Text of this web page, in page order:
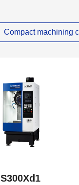
Compact machining
S300Xd1